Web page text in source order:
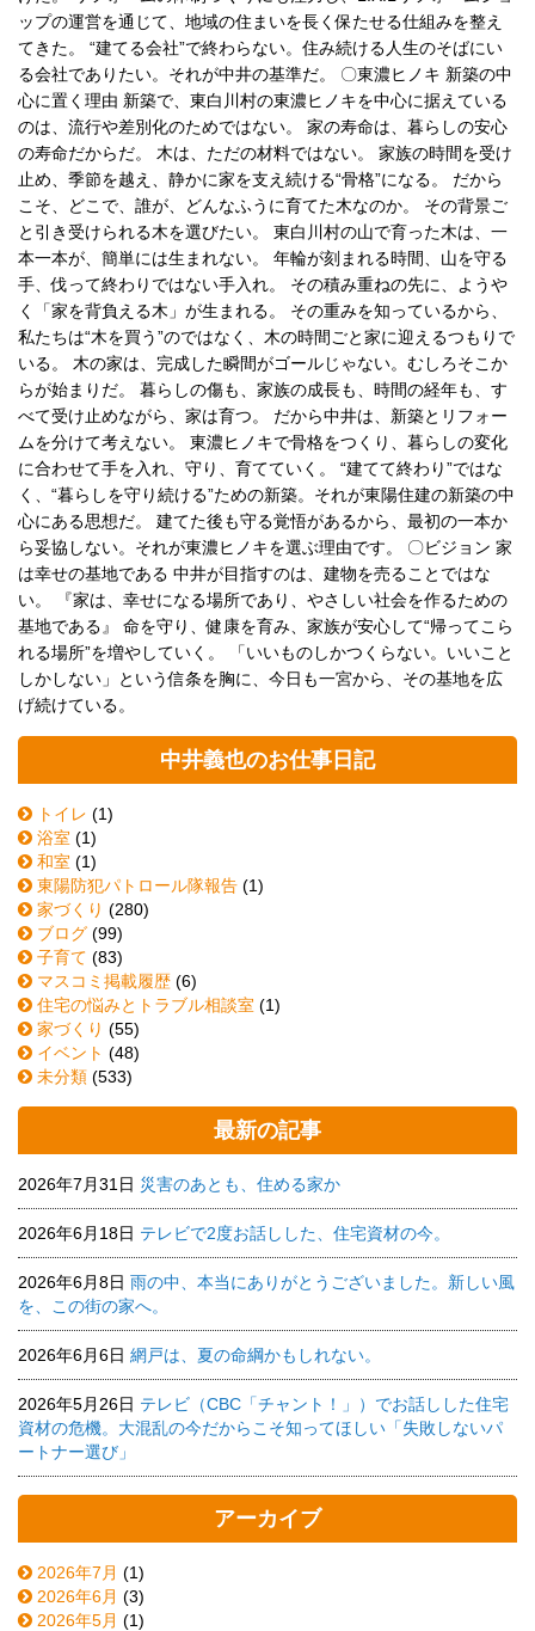
ップの運営を通じて、地域の住まいを長く保たせる仕組みを整え
てきた。 “建てる会社”で終わらない。住み続ける人生のそばにい
る会社でありたい。それが中井の基準だ。 〇東濃ヒノキ 新築の中
心に置く理由 新築で、東白川村の東濃ヒノキを中心に据えている
のは、流行や差別化のためではない。 家の寿命は、暮らしの安心
の寿命だからだ。 木は、ただの材料ではない。 家族の時間を受け
止め、季節を越え、静かに家を支え続ける“骨格”になる。 だから
こそ、どこで、誰が、どんなふうに育てた木なのか。 その背景ご
と引き受けられる木を選びたい。 東白川村の山で育った木は、一
本一本が、簡単には生まれない。 年輪が刻まれる時間、山を守る
手、伐って終わりではない手入れ。 その積み重ねの先に、ようや
く「家を背負える木」が生まれる。 その重みを知っているから、
私たちは“木を買う”のではなく、木の時間ごと家に迎えるつもりで
いる。 木の家は、完成した瞬間がゴールじゃない。むしろそこか
らが始まりだ。 暮らしの傷も、家族の成長も、時間の経年も、す
べて受け止めながら、家は育つ。 だから中井は、新築とリフォー
ムを分けて考えない。 東濃ヒノキで骨格をつくり、暮らしの変化
に合わせて手を入れ、守り、育てていく。 “建てて終わり”ではな
く、“暮らしを守り続ける”ための新築。それが東陽住建の新築の中
心にある思想だ。 建てた後も守る覚悟があるから、最初の一本か
ら妥協しない。それが東濃ヒノキを選ぶ理由です。 〇ビジョン 家
は幸せの基地である 中井が目指すのは、建物を売ることではな
い。 『家は、幸せになる場所であり、やさしい社会を作るための
基地である』 命を守り、健康を育み、家族が安心して“帰ってこら
れる場所”を増やしていく。 「いいものしかつくらない。いいこと
しかしない」という信条を胸に、今日も一宮から、その基地を広
げ続けている。
中井義也のお仕事日記
トイレ (1)
浴室 (1)
和室 (1)
東陽防犯パトロール隊報告 (1)
家づくり (280)
ブログ (99)
子育て (83)
マスコミ掲載履歴 (6)
住宅の悩みとトラブル相談室 (1)
家づくり (55)
イベント (48)
未分類 (533)
最新の記事
2026年7月31日 災害のあとも、住める家か
2026年6月18日 テレビで2度お話しした、住宅資材の今。
2026年6月8日 雨の中、本当にありがとうございました。新しい風
を、この街の家へ。
2026年6月6日 網戸は、夏の命綱かもしれない。
2026年5月26日 テレビ（CBC「チャント！」）でお話しした住宅
資材の危機。大混乱の今だからこそ知ってほしい「失敗しないパ
ートナー選び」
アーカイブ
2026年7月 (1)
2026年6月 (3)
2026年5月 (1)